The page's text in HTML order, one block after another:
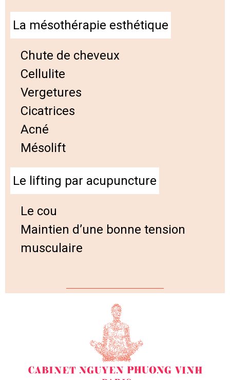
La mésothérapie esthétique
Chute de cheveux
Cellulite
Vergetures
Cicatrices
Acné
Mésolift
Le lifting par acupuncture
Le cou
Maintien d’une bonne tension
musculaire